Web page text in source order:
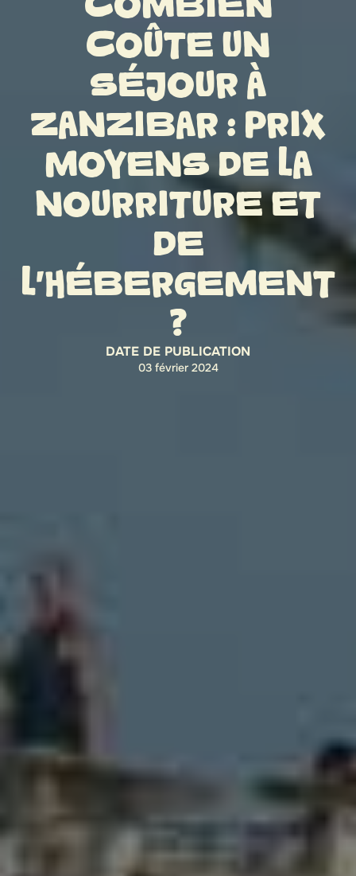
COÛTE UN
SÉJOUR À
ZANZIBAR : PRIX
MOYENS DE LA
NOURRITURE ET
DE
L’HÉBERGEMENT
?
DATE DE PUBLICATION
03 février 2024